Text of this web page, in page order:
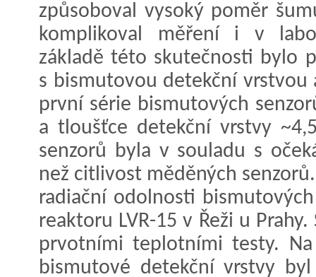
způsoboval vysoký poměr
komplikoval měření i v
základě této skutečnosti bylo
s bismutovou detekční vrstvou
první série bismutových
a tloušťce detekční vrstvy
senzorů byla v souladu s
než citlivost měděných
radiační odolnosti
reaktoru LVR-15 v Řeži u
prvotními teplotními testy.
bismutové detekční vrstvy